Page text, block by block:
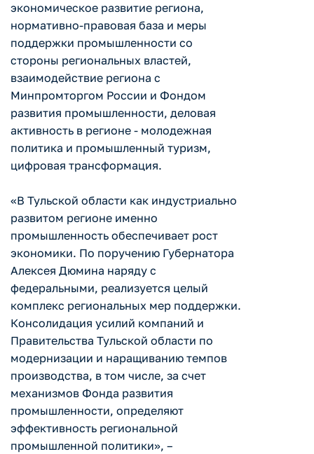
экономическое развитие региона,
нормативно-правовая база и меры
поддержки промышленности со
стороны региональных властей,
взаимодействие региона с
Минпромторгом России и Фондом
развития промышленности, деловая
активность в регионе - молодежная
политика и промышленный туризм,
цифровая трансформация.
«В Тульской области как индустриально
развитом регионе именно
промышленность обеспечивает рост
экономики. По поручению Губернатора
Алексея Дюмина наряду с
федеральными, реализуется целый
комплекс региональных мер поддержки.
Консолидация усилий компаний и
Правительства Тульской области по
модернизации и наращиванию темпов
производства, в том числе, за счет
механизмов Фонда развития
промышленности, определяют
эффективность региональной
промышленной политики», –